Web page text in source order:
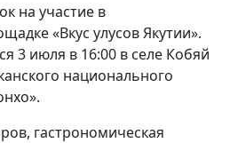
на участие в
«Вкус улусов Якутии».
3 июля в 16:00 в селе Кобяй
национального
гастрономическая